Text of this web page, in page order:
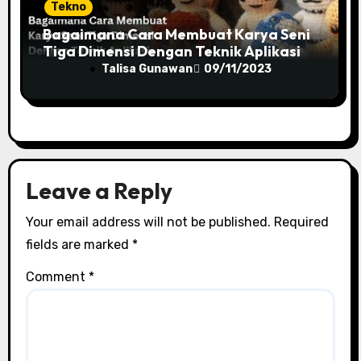
Tekno
Bagaimana Cara Membuat Karya Seni
Tiga Dimensi Dengan Teknik Aplikasi
Talisa Gunawan 09/11/2023
Leave a Reply
Your email address will not be published. Required
fields are marked *
Comment *